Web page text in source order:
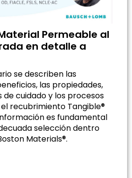
Permeable al
en detalle a
se describen las
las propiedades,
cuidado y los procesos
recubrimiento Tangible®
es fundamental
selección dentro
Materials®.